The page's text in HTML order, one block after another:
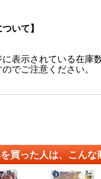
いて】
表示されている在庫
でご注意ください。
買った人は、こん